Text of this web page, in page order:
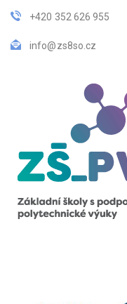
+420 352 626 955
info@zs8so.cz